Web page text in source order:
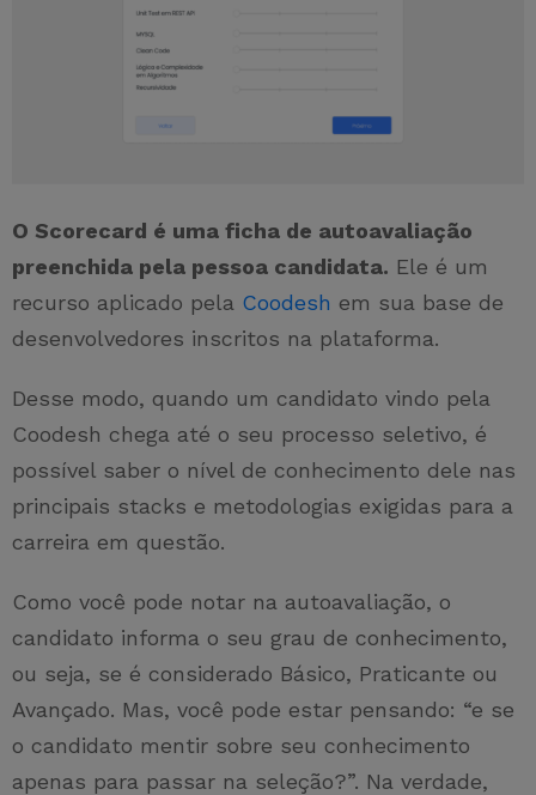
O Scorecard é uma ficha de autoavaliação
preenchida pela pessoa candidata. Ele é um
recurso aplicado pela Coodesh em sua base de
desenvolvedores inscritos na plataforma.
Desse modo, quando um candidato vindo pela
Coodesh chega até o seu processo seletivo, é
possível saber o nível de conhecimento dele nas
principais stacks e metodologias exigidas para a
carreira em questão.
Como você pode notar na autoavaliação, o
candidato informa o seu grau de conhecimento,
ou seja, se é considerado Básico, Praticante ou
Avançado. Mas, você pode estar pensando: “e se
o candidato mentir sobre seu conhecimento
apenas para passar na seleção?”. Na verdade,